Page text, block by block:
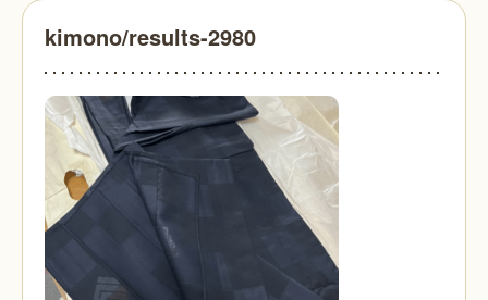
kimono/results-2980